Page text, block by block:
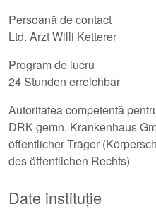
Persoană de contact
Ltd. Arzt Willi Ketterer
Program de lucru
24 Stunden erreichbar
Autoritatea competentă
DRK gemn. Krankenhaus
öffentlicher Träger
des öffentlichen Rechts)
Date instituție